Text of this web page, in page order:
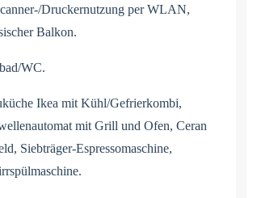
Druckernutzung per WLAN,
Balkon.
WC.
Ikea mit Kühl/Gefrierkombi,
mit Grill und Ofen, Ceran
Siebträger-Espressomaschine,